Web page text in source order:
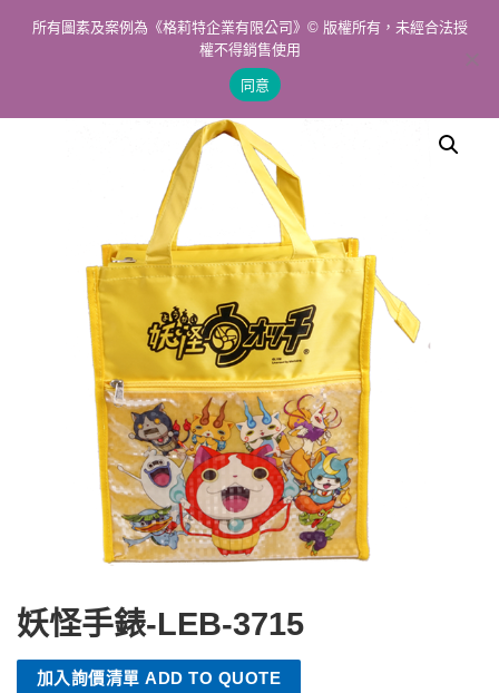
妖怪手錶-LEB-3715
加入詢價清單 ADD TO QUOTE
所有圖素及案例為《格莉特企業有限公司》© 版權所有，未經合法授
權不得銷售使用
同意